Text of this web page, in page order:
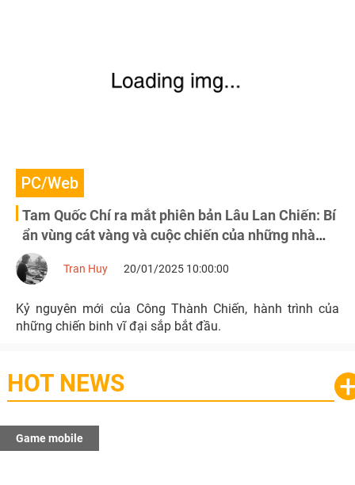
PC/Web
Tam Quốc Chí ra mắt phiên bản Lâu Lan Chiến: Bí
ẩn vùng cát vàng và cuộc chiến của những nhà
cầm quân tài ba
Tran Huy 20/01/2025 10:00:00
Kỷ nguyên mới của Công Thành Chiến, hành trình của
những chiến binh vĩ đại sắp bắt đầu.
HOT NEWS
Game mobile